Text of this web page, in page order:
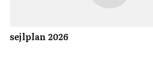
sejlplan 2026